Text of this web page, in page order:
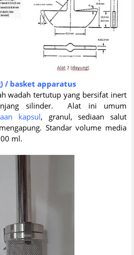
/ basket apparatus
wadah tertutup yang bersifat inert
silinder.
Alat ini umum
kapsul, granul, sediaan salut
Standar volume media
ml.